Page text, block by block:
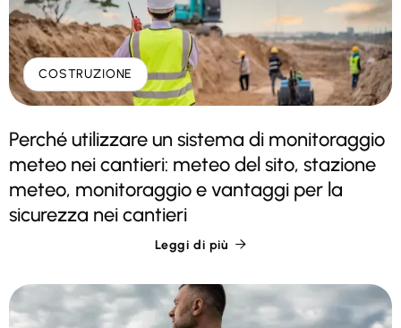
COSTRUZIONE
Perché utilizzare un sistema di monitoraggio
meteo nei cantieri: meteo del sito, stazione
meteo, monitoraggio e vantaggi per la
sicurezza nei cantieri
Leggi di più 